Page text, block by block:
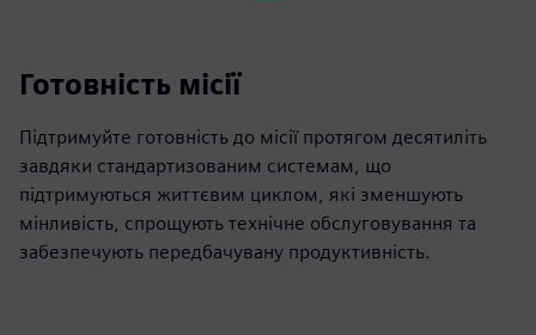
Готовність місії
Підтримуйте готовність до місії протягом десятиліть
завдяки стандартизованим системам, що
підтримуються життєвим циклом, які зменшують
мінливість, спрощують технічне обслуговування та
забезпечують передбачувану продуктивність.